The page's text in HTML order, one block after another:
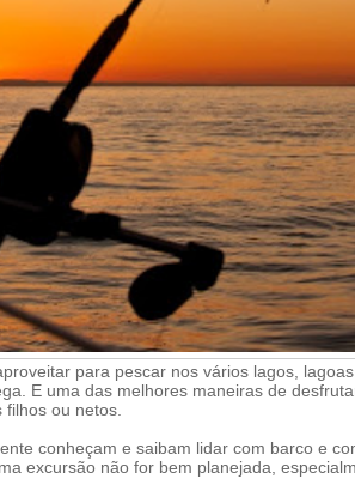
para pescar nos vários lagos,
E uma das melhores maneiras de
ou netos.
conheçam e saibam lidar com barco e
excursão não for bem planejada,